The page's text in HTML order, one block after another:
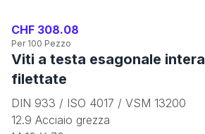
CHF 308.08
Per 100 Pezzo
Viti a testa esagonale
filettate
DIN 933 / ISO 4017 / VSM 13200
12.9 Acciaio grezza